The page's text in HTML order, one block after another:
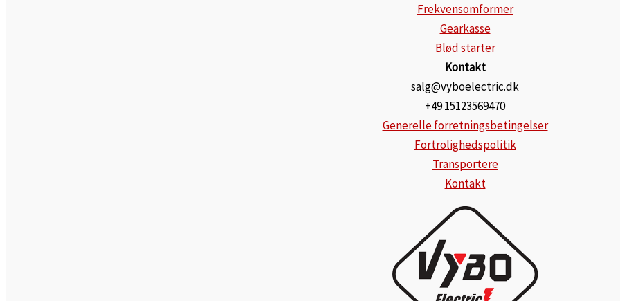
Frekvensomformer
Gearkasse
Blød starter
Kontakt
salg@vyboelectric.dk
+49 15123569470
Generelle forretningsbetingelser
Fortrolighedspolitik
Transportere
Kontakt